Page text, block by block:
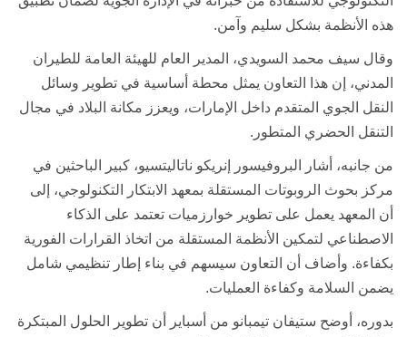
هذه الأنظمة بشكل سليم وآمن.
وقال سيف محمد السويدي، المدير العام للهيئة العامة للطيران
المدني، إن هذا التعاون يمثل محطة أساسية في تطوير وسائل
النقل الجوي المتقدم داخل الإمارات، ويعزز مكانة البلاد في مجال
التنقل الحضري المتطور .
من جانبه، أشار البروفيسور إنريكو ناتاليتسيو، كبير الباحثين في
مركز بحوث الروبوتات المستقلة بمعهد الابتكار التكنولوجي، إلى
أن المعهد يعمل على تطوير خوارزميات تعتمد على الذكاء
الاصطناعي لتمكين الأنظمة المستقلة من اتخاذ القرارات الفورية
بكفاءة. وأضاف أن التعاون سيسهم في بناء إطار تنظيمي شامل
يضمن السلامة وكفاءة العمليات.
بدوره، أوضح ستيفان تيمبانو من أسباير أن تطوير الحلول المبتكرة